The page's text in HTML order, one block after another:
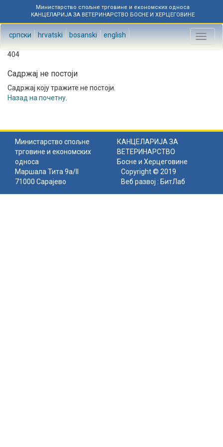
Министарство спољне трговине и економских односа
КАНЦЕЛАРИЈА ЗА ВЕТЕРИНАРСТВО БОСНЕ И ХЕРЦЕГОВИНЕ
српски hrvatski bosanski english
Toggle
404
Садржај не постоји
Садржај коју тражите не постоји.
Назад на почетну
Министарство спољне
трговине и економских
односа
КАНЦЕЛАРИЈА ЗА
ВЕТЕРИНАРСТВО
Босне и Херцеговине
Маршала Тита 9а/II
71000 Сарајево
Copyright © 2019
Веб развој : БитЛаб